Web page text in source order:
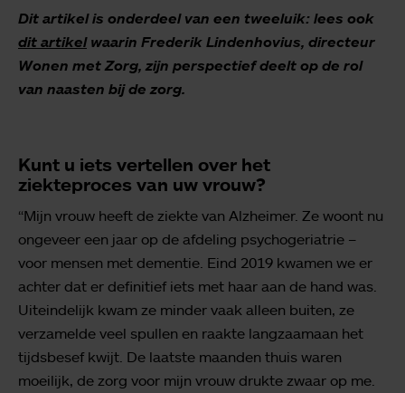
Dit artikel is onderdeel van een tweeluik: lees ook
dit artikelwaarin Frederik Lindenhovius, directeur
Wonen met Zorg, zijn perspectief deelt op de rol
van naasten bij de zorg.
Kunt u iets vertellen over het
ziekteproces van uw vrouw?
“Mijn vrouw heeft de ziekte van Alzheimer. Ze woont nu
ongeveer een jaar op de afdeling psychogeriatrie –
voor mensen met dementie. Eind 2019 kwamen we er
achter dat er definitief iets met haar aan de hand was.
Uiteindelijk kwam ze minder vaak alleen buiten, ze
verzamelde veel spullen en raakte langzaamaan het
tijdsbesef kwijt. De laatste maanden thuis waren
moeilijk, de zorg voor mijn vrouw drukte zwaar op me.